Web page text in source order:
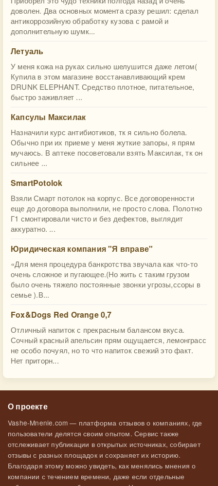
доволен. Два основных момента сразу решил: сделал
антикоррозийную обработку кузова с рамой и
дополнительную шумк...
Летуаль
У меня кожа на руках сильно шелушится даже летом(
Купила в этом магазине восстанавливающий крем
DRUNK ELEPHANT. Средство плотное, питательное,
быстро заживляет ...
Капсулы Максилак
Назначили курс антибиотиков, тк я сильно болела.
Обычно при их приеме у меня жуткие запоры, я прям
мучаюсь. В аптеке посоветовали взять Максилак, тк он
сильнее ...
SmartPotolok
Взяли Смарт потолок на корпус. Все договоренности
еще до договора выполнили, не просто слова. Полотно
Г1 смонтировали чисто и без дефектов, выглядит
аккуратно. ...
Юридическая компания "Я вправе"
«Для меня процедура банкротства звучала как что-то
очень сложное и пугающее.(Но жить с таким грузом
было очень тяжело постоянные звонки угрозы,ссоры в
семье ).В...
Fox&Dogs Red Orange 0,7
Отличный напиток с прекрасным балансом вкуса.
Сочный красный апельсин прям ощущается, лемонграсс
не особо почуял, но то что напиток свежий это факт.
Нет приторн...
О проекте
Vashe-Mnenie.com — платформа отзывов о компаниях, где
пользователи делятся своим опытом. Сервис также
отслеживает публикации в открытых источниках, собирает
отзывы с разных площадок и сохраняет их историю.
Благодаря этому можно увидеть, как менялись мнения о
компании с течением времени, даже если отдельные